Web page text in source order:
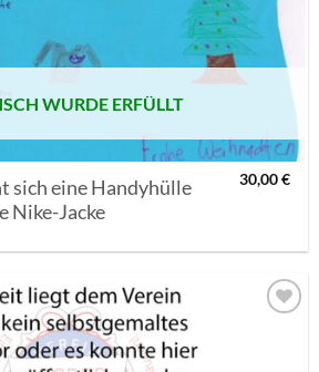
SETZEN
WURDE ERFÜLLT
sich eine Handyhülle
Nike-Jacke
30,00€